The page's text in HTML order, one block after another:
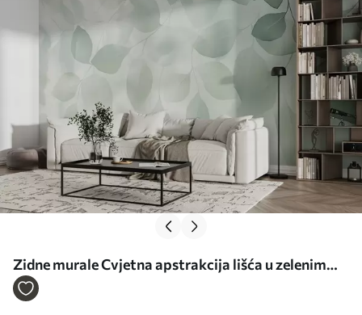
Zidne murale Cvjetna apstrakcija lišća u zelenim
tonovima br. w08492v1